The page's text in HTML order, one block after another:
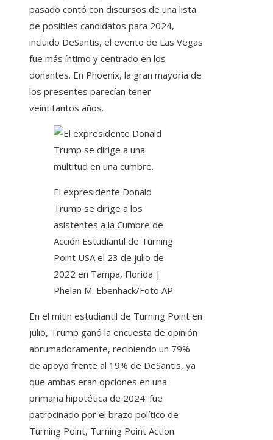
pasado contó con discursos de una lista
de posibles candidatos para 2024,
incluido DeSantis, el evento de Las Vegas
fue más íntimo y centrado en los
donantes. En Phoenix, la gran mayoría de
los presentes parecían tener
veintitantos años.
El expresidente Donald
Trump se dirige a los
asistentes a la Cumbre de
Acción Estudiantil de Turning
Point USA el 23 de julio de
2022 en Tampa, Florida |
Phelan M. Ebenhack/Foto AP
En el mitin estudiantil de Turning Point en
julio, Trump ganó la encuesta de opinión
abrumadoramente, recibiendo un 79%
de apoyo frente al 19% de DeSantis, ya
que ambas eran opciones en una
primaria hipotética de 2024. fue
patrocinado por el brazo político de
Turning Point, Turning Point Action.